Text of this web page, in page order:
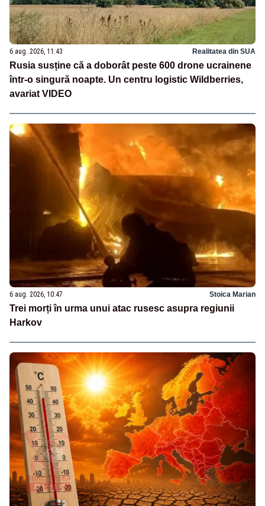
6 aug. 2026, 11:43 Realitatea din SUA
Rusia susține că a doborât peste 600 drone ucrainene
într-o singură noapte. Un centru logistic Wildberries,
avariat VIDEO
6 aug. 2026, 10:47 Stoica Marian
Trei morți în urma unui atac rusesc asupra regiunii
Harkov